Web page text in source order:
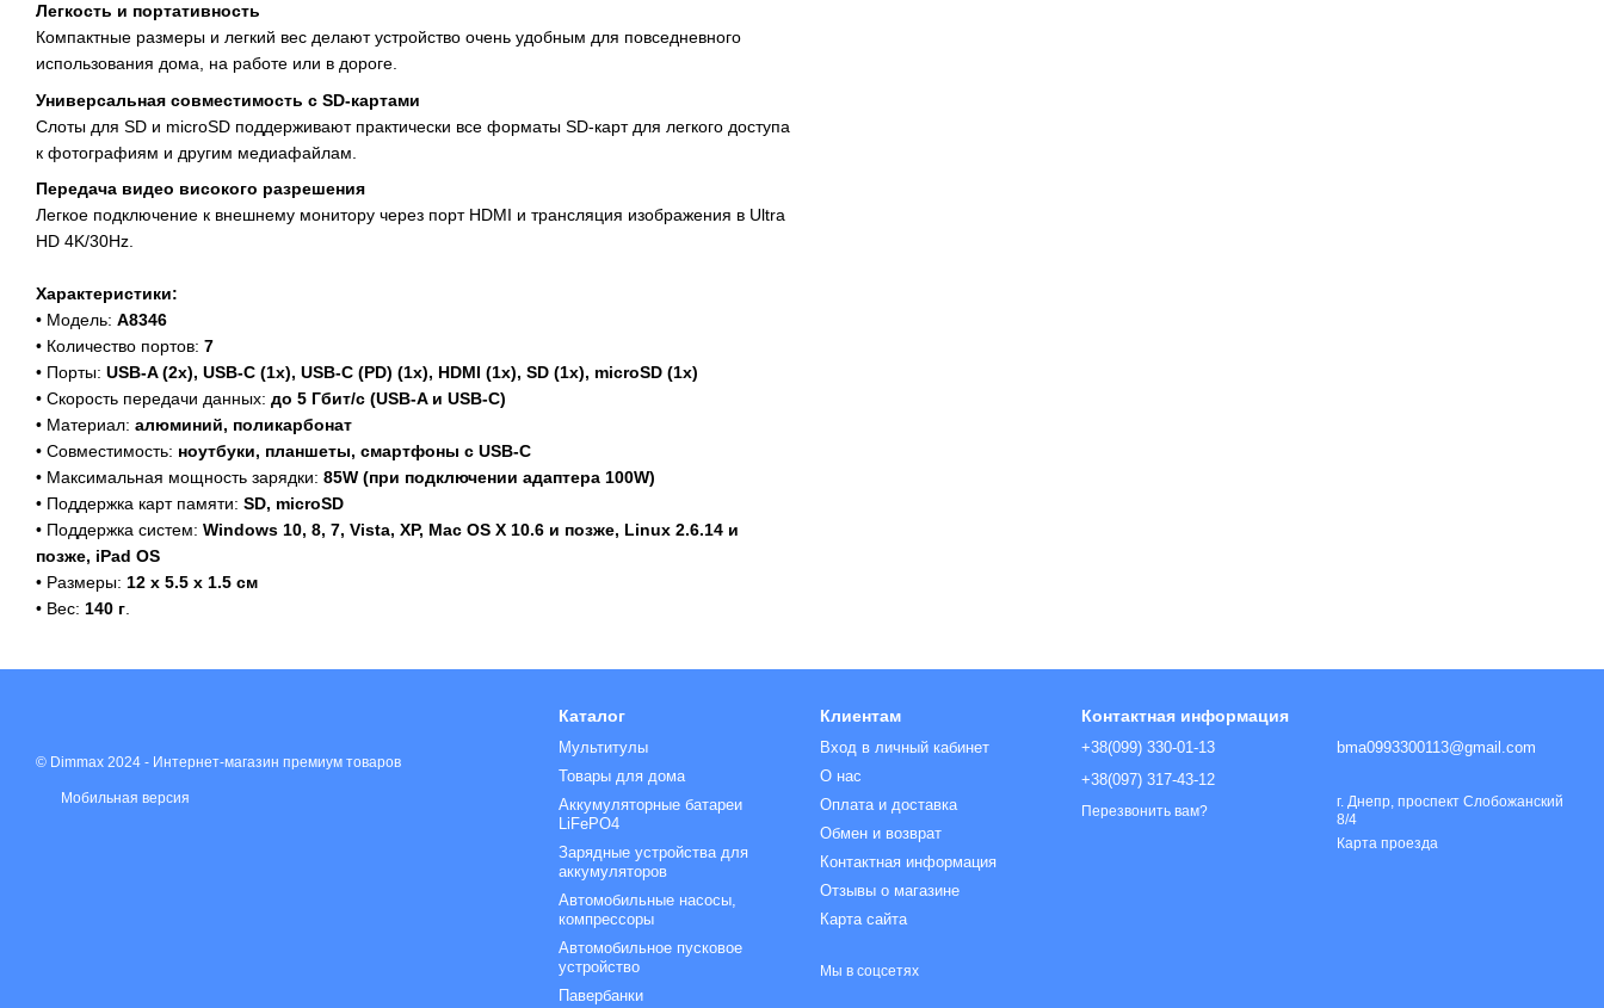
Легкость и портативность
Компактные размеры и легкий вес делают устройство очень удобным для повседневного
использования дома, на работе или в дороге.
Универсальная совместимость с SD-картами
Слоты для SD и microSD поддерживают практически все форматы SD-карт для легкого доступа
к фотографиям и другим медиафайлам.
Передача видео високого разрешения
Легкое подключение к внешнему монитору через порт HDMI и трансляция изображения в Ultra
HD 4K/30Hz.
Характеристики:
• Модель: А8346
• Количество портов: 7
• Порты: USB-A (2x), USB-C (1x), USB-C (PD) (1x), HDMI (1x), SD (1x), microSD (1x)
• Скорость передачи данных: до 5 Гбит/с (USB-A и USB-C)
• Материал: алюминий, поликарбонат
• Совместимость: ноутбуки, планшеты, смартфоны с USB-C
• Максимальная мощность зарядки: 85W (при подключении адаптера 100W)
• Поддержка карт памяти: SD, microSD
• Поддержка систем: Windows 10, 8, 7, Vista, XP, Mac OS X 10.6 и позже, Linux 2.6.14 и
позже, iPad OS
• Размеры: 12 х 5.5 х 1.5 см
• Вес: 140 г
© Dimmax 2024 - Интернет-магазин премиум товаров
Мобильная версия
Каталог
Мультитулы
Товары для дома
Аккумуляторные батареи
LiFePO4
Зарядные устройства для
аккумуляторов
Автомобильные насосы,
компрессоры
Автомобильное пусковое
устройство
Павербанки
Клиентам
Вход в личный кабинет
О нас
Оплата и доставка
Обмен и возврат
Контактная информация
Отзывы о магазине
Карта сайта
Мы в соцсетях
Контактная информация
+38(099) 330-01-13
+38(097) 317-43-12
Перезвонить вам?
bma0993300113@gmail.com
г. Днепр, проспект Слобожанский
8/4
Карта проезда